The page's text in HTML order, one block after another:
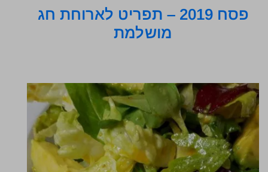
פסח 2019 – תפריט לארוחת חג
מושלמת